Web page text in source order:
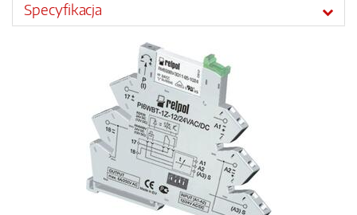
Specyfikacja